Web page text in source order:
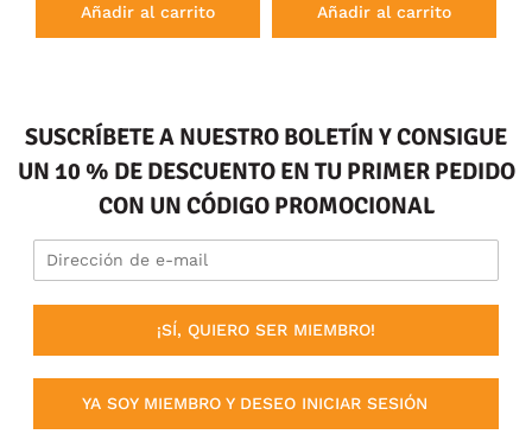
Añadir al carrito Añadir al carrito
SUSCRÍBETE A NUESTRO BOLETÍN Y CONSIGUE
UN 10 % DE DESCUENTO EN TU PRIMER PEDIDO
CON UN CÓDIGO PROMOCIONAL
¡SÍ, QUIERO SER MIEMBRO!
YA SOY MIEMBRO Y DESEO INICIAR SESIÓN